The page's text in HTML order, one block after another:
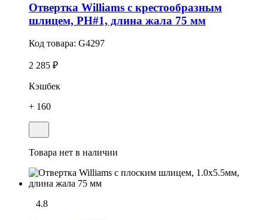
Отвертка Williams с крестообразным
шлицем, PH#1, длина жала 75 мм
Код товара: G4297
2 285 ₽
Кэшбек
+ 160
Товара нет в наличии
4.8